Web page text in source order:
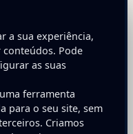
a sua experiência,
Pode
as suas
ferramenta
para o seu site, sem
Criamos